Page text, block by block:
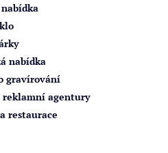
nabídka
gravírování
reklamní agentury
restaurace